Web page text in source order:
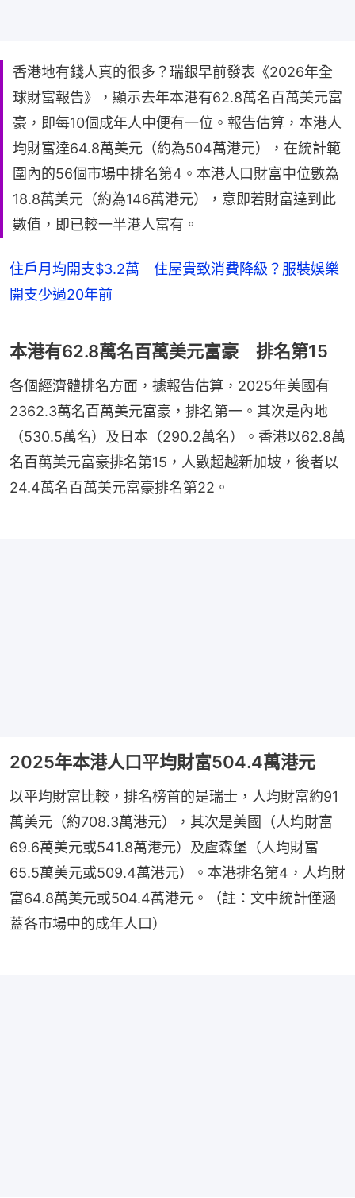
香港地有錢人真的很多？瑞銀早前發表《2026年全
球財富報告》，顯示去年本港有62.8萬名百萬美元富
豪，即每10個成年人中便有一位。報告估算，本港人
均財富達64.8萬美元（約為504萬港元），在統計範
圍內的56個市場中排名第4。本港人口財富中位數為
18.8萬美元（約為146萬港元），意即若財富達到此
數值，即已較一半港人富有。
住戶月均開支$3.2萬 住屋貴致消費降級？服裝娛樂
開支少過20年前
本港有62.8萬名百萬美元富豪 排名第15
各個經濟體排名方面，據報告估算，2025年美國有
2362.3萬名百萬美元富豪，排名第一。其次是內地
（530.5萬名）及日本（290.2萬名）。香港以62.8萬
名百萬美元富豪排名第15，人數超越新加坡，後者以
24.4萬名百萬美元富豪排名第22。
2025年本港人口平均財富504.4萬港元
以平均財富比較，排名榜首的是瑞士，人均財富約91
萬美元（約708.3萬港元），其次是美國（人均財富
69.6萬美元或541.8萬港元）及盧森堡（人均財富
65.5萬美元或509.4萬港元）。本港排名第4，人均財
富64.8萬美元或504.4萬港元。（註：文中統計僅涵
蓋各市場中的成年人口）